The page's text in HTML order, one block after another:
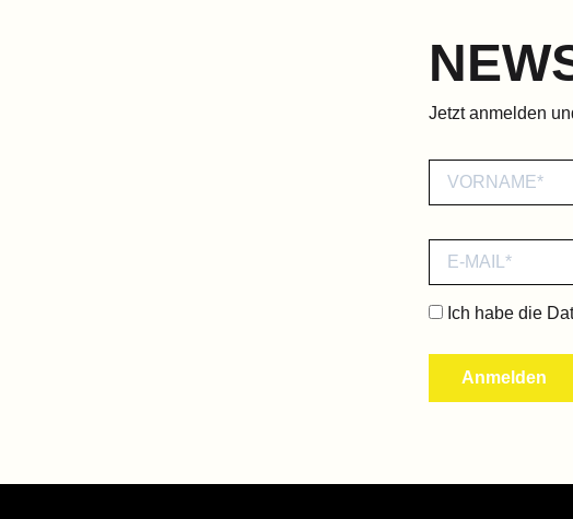
Jetzt anmelden
Ich habe die